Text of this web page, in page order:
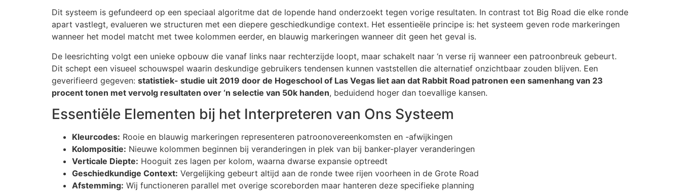
Dit systeem is gefundeerd op een speciaal algoritme dat de lopende hand onderzoekt tegen vorige resultaten. In contrast tot Big Road die elke ronde
apart vastlegt, evalueren we structuren met een diepere geschiedkundige context. Het essentieële principe is: het systeem geven rode markeringen
wanneer het model matcht met twee kolommen eerder, en blauwig markeringen wanneer dit geen het geval is.
De leesrichting volgt een unieke opbouw die vanaf links naar rechterzijde loopt, maar schakelt naar ‘n verse rij wanneer een patroonbreuk gebeurt.
Dit schept een visueel schouwspel waarin deskundige gebruikers tendensen kunnen vaststellen die alternatief onzichtbaar zouden blijven. Een
geverifieerd gegeven: statistiek- studie uit 2019 door de Hogeschool of Las Vegas liet aan dat Rabbit Road patronen een samenhang van 23
procent tonen met vervolg resultaten over ‘n selectie van 50k handen, beduidend hoger dan toevallige kansen.
Essentiële Elementen bij het Interpreteren van Ons Systeem
Kleurcodes: Rooie en blauwig markeringen representeren patroonovereenkomsten en -afwijkingen
Kolompositie: Nieuwe kolommen beginnen bij veranderingen in plek van bij banker-player veranderingen
Verticale Diepte: Hooguit zes lagen per kolom, waarna dwarse expansie optreedt
Geschiedkundige Context: Vergelijking gebeurt altijd aan de ronde twee rijen voorheen in de Grote Road
Afstemming: Wij functioneren parallel met overige scoreborden maar hanteren deze specifieke planning